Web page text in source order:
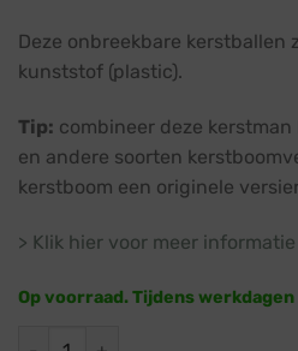
Deze onbreekbare kerstballen
kunststof (plastic).
Tip: combineer deze
en andere soorten
kerstboom een originele
> Klik hier voor meer
Op voorraad. Tijdens